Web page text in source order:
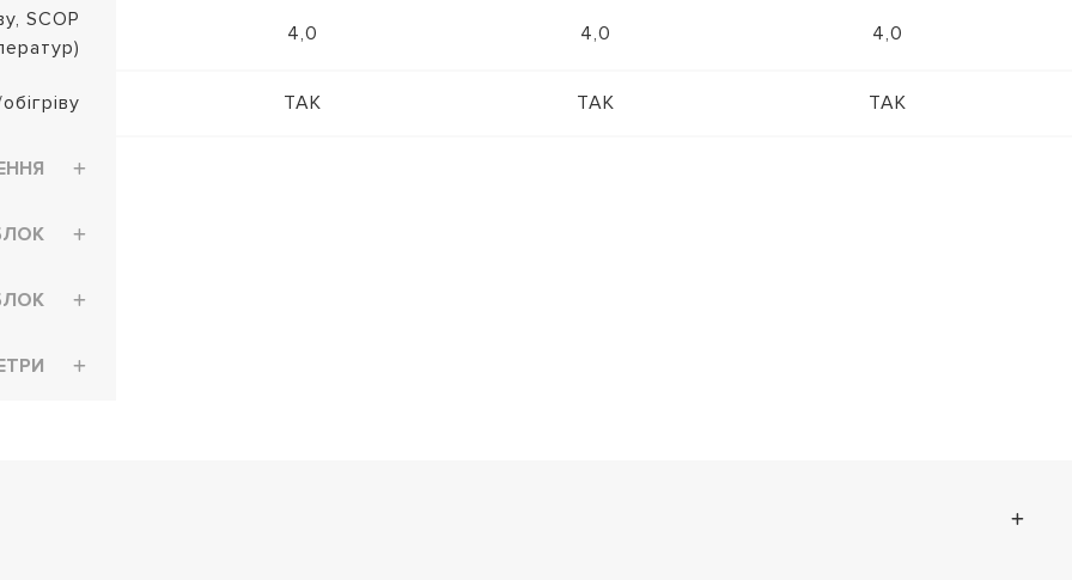
SCOP
4,0 4,0 4,0
ТАК ТАК ТАК